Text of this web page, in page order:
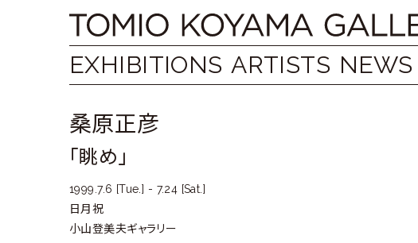
content
Tomio
Koyama
小
山
登
美
EXHIBITIONS ARTISTS NEWS
桑原正彦
「眺め」
1999.7.6 [Tue.] - 7.24 [Sat.]
日月祝
小山登美夫ギャラリー